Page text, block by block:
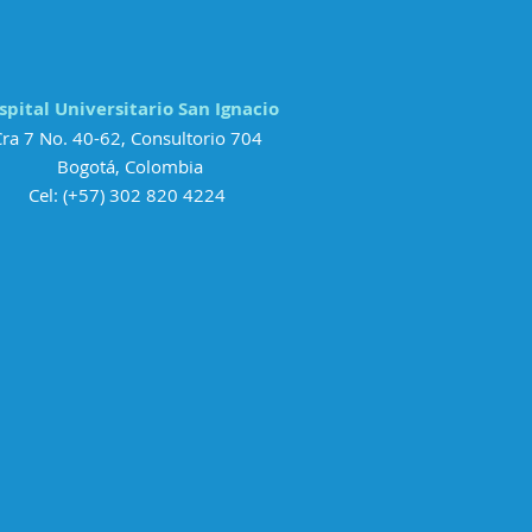
Universitario San Ignacio
7 No. 40-62, ​Consultorio 704
Bogotá, Colombia
Cel: (+57) 302 820 4224